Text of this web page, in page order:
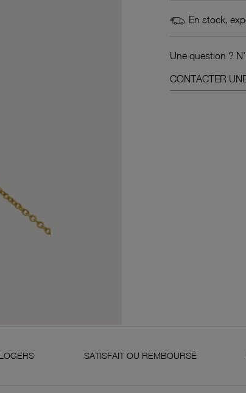
En stock,
Une question ?
CONTACTER
SATISFAIT OU REMBOURSÉ OR 18 CARATS